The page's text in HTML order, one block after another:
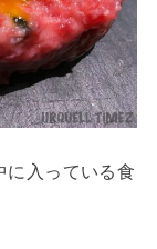
に入っている食